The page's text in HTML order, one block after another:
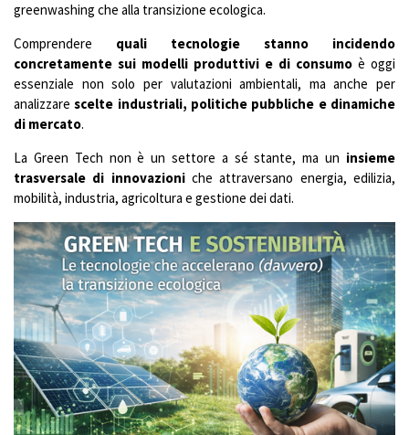
greenwashing che alla transizione ecologica.
Comprendere quali tecnologie stanno incidendo
concretamente sui modelli produttivi e di consumo è oggi
essenziale non solo per valutazioni ambientali, ma anche per
analizzarescelte industriali, politiche pubbliche e dinamiche
di mercato.
La Green Tech non è un settore a sé stante, ma un insieme
trasversale di innovazioniche attraversano energia, edilizia,
mobilità, industria, agricoltura e gestione dei dati.